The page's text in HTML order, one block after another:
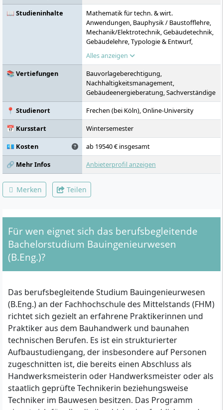
📖 Studieninhalte
Mathematik für techn. & wirt.
Anwendungen, Bauphysik / Baustofflehre,
Mechanik/Elektrotechnik, Gebäudetechnik,
Gebäudelehre, Typologie & Entwurf,
Vermessungskunde, Bodenmechanik &
Grundbau, Baustatik & Massivbau, Holz- &
Stahlbau, Schlüsselfertiges & modulares
Bauen, CAD & BIM, Bausanierung & Bauen
im Bestand, Energiesparendes Bauen,
Ökobilanzierungen für nachhaltige
Gebäude, Anforderungen an Bauvorlagen &
Städtebau, Businessplanentwicklung &
Digitale Geschäftsmodelle,
Wissenschaftliches Arbeiten,
Ingenieurwissenschaftliches Praxisstudium
(SiP)
Alles anzeigen
📚 Vertiefungen
Bauvorlageberechtigung,
Nachhaltigkeitsmanagement,
Gebäudeenergieberatung, Sachverständige
📍 Studienort
Frechen (bei Köln), Online-University
📅 Kursstart
Wintersemester
💶 Kosten
ab 19540 € insgesamt
🔗 Mehr Infos
Anbieterprofil anzeigen
Merken Teilen
Für wen eignet sich das berufsbegleitende
Bachelorstudium Bauingenieurwesen
(B.Eng.)?
Das berufsbegleitende Studium Bauingenieurwesen
(B.Eng.) an der Fachhochschule des Mittelstands (FHM)
richtet sich gezielt an erfahrene Praktikerinnen und
Praktiker aus dem Bauhandwerk und baunahen
technischen Berufen. Es ist ein strukturierter
Aufbaustudiengang, der insbesondere auf Personen
zugeschnitten ist, die bereits einen Abschluss als
Handwerksmeisterin oder Handwerksmeister oder als
staatlich geprüfte Technikerin beziehungsweise
Techniker im Bauwesen besitzen. Das Programm